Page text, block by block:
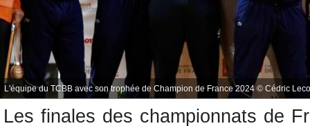
L'équipe du TCBB avec son trophée de Champion de France 2024 © Cédric
Les finales des championnats de